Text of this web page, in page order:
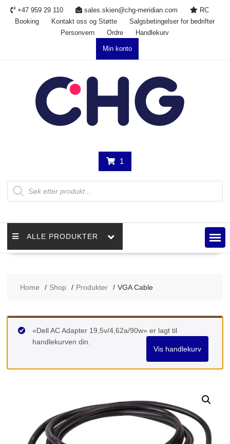
Skip
+47 959 29 110 sales.skien@chg-meridian.com
RC
Booking
Kontakt oss og Støtte
Salgsbetingelser for bedrifter
Personvern
Ordre Handlekurv
Min konto
1
Products
search
ALLE PRODUKTER
Home Shop Produkter VGA Cable
«Dell AC Adapter 19,5v/4,62a/90w» er lagt til
handlekurven din.
Vis handlekurv